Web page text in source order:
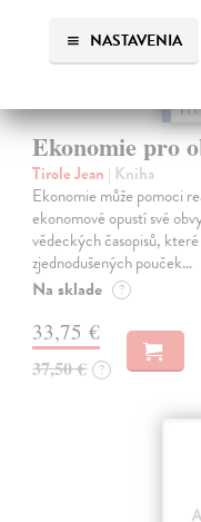
NASTAVENIA
Ekonomie pro
Tirole Jean | Kniha
Ekonomie může pomoci
ekonomové opustí své
vědeckých časopisů,
zjednodušených pouček…
Na sklade ?
33,75 €
37,50 € ?